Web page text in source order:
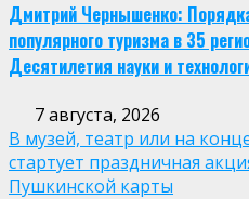
Дмитрий Чернышенко:
популярного туризма в 35
Десятилетия науки и
7 августа, 2026
В музей, театр или на
стартует праздничная
Пушкинской карты